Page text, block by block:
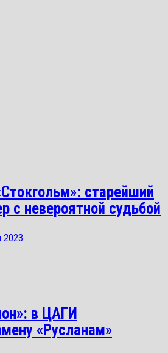
старейший
с невероятной судьбой
2023
в ЦАГИ
«Русланам»